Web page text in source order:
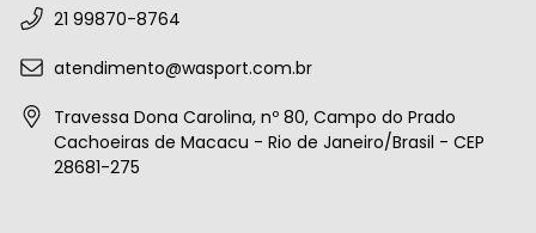
21 99870-8764
atendimento@wasport.com.br
Travessa Dona Carolina, nº 80, Campo do Prado
Cachoeiras de Macacu - Rio de Janeiro/Brasil - CEP
28681-275